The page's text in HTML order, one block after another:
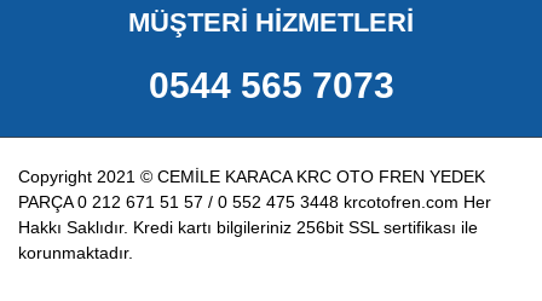
MÜŞTERİ HİZMETLERİ
0544 565 7073
Copyright 2021 © CEMİLE KARACA KRC OTO FREN YEDEK
PARÇA 0 212 671 51 57 / 0 552 475 3448 krcotofren.com Her
Hakkı Saklıdır. Kredi kartı bilgileriniz 256bit SSL sertifikası ile
korunmaktadır.